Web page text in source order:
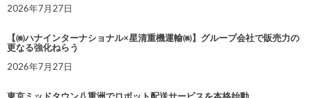
2026年7月27日
【㈱ハナインターナショナル×星清重機運輸㈱】グループ会社で販売力の
更なる強化ねらう
2026年7月27日